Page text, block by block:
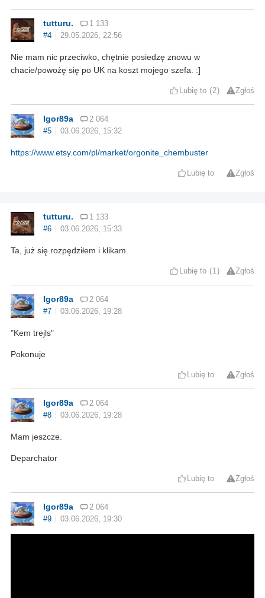
tutturu.
1 133
#4
29.05.2026, 22:56
Nie mam nic przeciwko, chętnie posiedzę znowu w
chacie/powożę się po UK na koszt mojego szefa. :]
Lubię to 2 Zgłoś
Igor89a
2 064
#5
03.06.2026, 15:32
https://www.etsy.com/pl/market/orgonite_chembuster
Lubię to Zgłoś
tutturu.
1 133
#6
03.06.2026, 15:33
Ta, już się rozpędziłem i klikam.
Lubię to 1 Zgłoś
Igor89a
2 064
#7
03.06.2026, 19:28
"Kem trejls"
Pokonuje
Lubię to Zgłoś
Igor89a
2 064
#8
03.06.2026, 19:28
Mam jeszcze.
Deparchator
Lubię to Zgłoś
Igor89a
2 064
#9
03.06.2026, 19:30